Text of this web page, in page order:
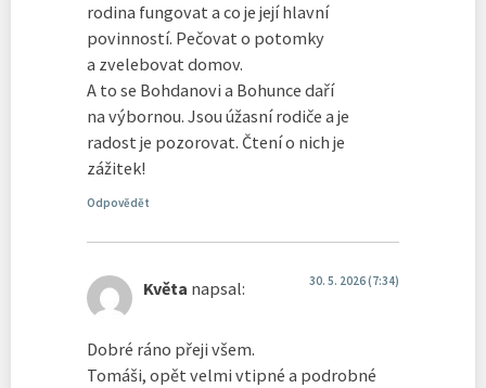
rodina fungovat a co je její hlavní
povinností. Pečovat o potomky
a zvelebovat domov.
A to se Bohdanovi a Bohunce daří
na výbornou. Jsou úžasní rodiče a je
radost je pozorovat. Čtení o nich je
zážitek!
Odpovědět
Květa napsal: 30. 5. 2026 (7:34)
Dobré ráno přeji všem.
Tomáši, opět velmi vtipné a podrobné